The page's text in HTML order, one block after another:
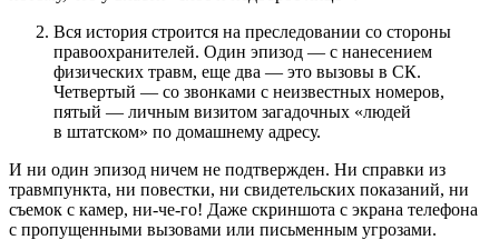
Вся история строится на преследовании со стороны
правоохранителей. Один эпизод — с нанесением
физических травм, еще два — это вызовы в СК.
Четвертый — со звонками с неизвестных номеров,
пятый — личным визитом загадочных «людей
в штатском» по домашнему адресу.
И ни один эпизод ничем не подтвержден. Ни справки из
травмпункта, ни повестки, ни свидетельских показаний, ни
съемок с камер, ни-че-го! Даже скриншота с экрана телефона
с пропущенными вызовами или письменным угрозами.